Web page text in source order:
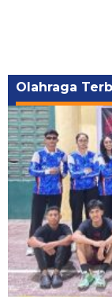
Olahraga